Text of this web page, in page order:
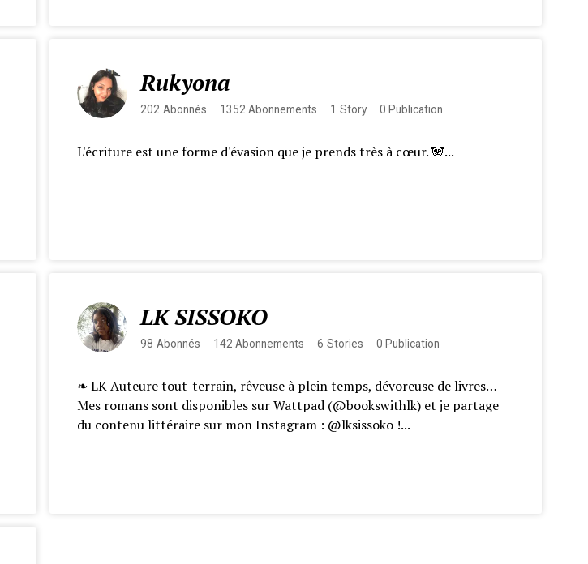
Rukyona
202 Abonnés 1352 Abonnements 1 Story 0 Publication
L'écriture est une forme d'évasion que je prends très à cœur. 🐼​...
LK SISSOKO
98 Abonnés 142 Abonnements 6 Stories 0 Publication
❧ LK Auteure tout-terrain, rêveuse à plein temps, dévoreuse de livres…
Mes romans sont disponibles sur Wattpad (@bookswithlk) et je partage
du contenu littéraire sur mon Instagram : @lksissoko !...